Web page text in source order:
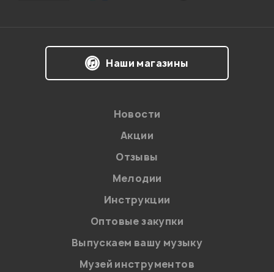
на обработку персональных данных в
Политикой в отношении обработки
персональных данных.
Введите проверочное число:
Наши магазины
Новости
Акции
Отзывы
Мелодии
Инструкции
Оптовые закупки
Выпускаем вашу музыку
Музей инструментов